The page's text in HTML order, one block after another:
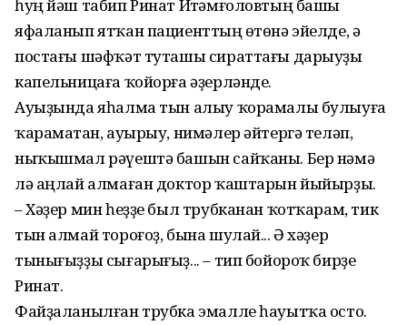
һуң йәш табип Ринат Иҫтәмғоловтың башы
яфаланып ятҡан пациенттың өҫтөнә эйелде, ә
постағы шәфҡәт туташы сираттағы дарыуҙы
капельницаға ҡойорға әҙерләнде.
Ауыҙында яһалма тын алыу ҡорамалы булыуға
ҡарамаҫтан, ауырыу, нимәлер әйтергә теләп,
ныҡышмал рәүештә башын сайҡаны. Бер нәмә
лә аңлай алмаған доктор ҡаштарын йыйырҙы.
– Хәҙер мин һеҙҙе был трубканан ҡотҡарам, тик
тын алмай тороғоҙ, бына шулай... Ә хәҙер
тынығыҙҙы сығарығыҙ... – тип бойороҡ бирҙе
Ринат.
Файҙаланылған трубка эмалле һауытҡа осто.